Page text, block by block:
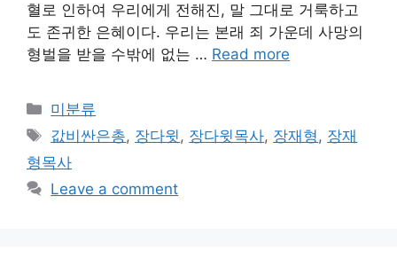
혈로 인하여 우리에게 전해진, 말 그대로 거룩하고
도 존귀한 은혜이다. 우리는 본래 죄 가운데 사망의
형벌을 받을 수밖에 없는 … Read more
Categories
미분류
Tags
값비싼은총, 장다윗, 장다윗목사, 장재형, 장재
형목사
Leave a comment